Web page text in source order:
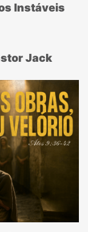
Instáveis
Jack